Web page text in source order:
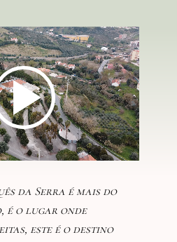
da Serra é mais do
é o lugar onde
este é o destino